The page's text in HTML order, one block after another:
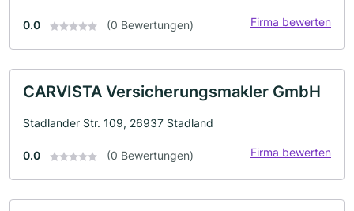
0.0 (0 Bewertungen) Firma bewerten
CARVISTA Versicherungsmakler GmbH
Stadlander Str. 109, 26937 Stadland
0.0 (0 Bewertungen) Firma bewerten